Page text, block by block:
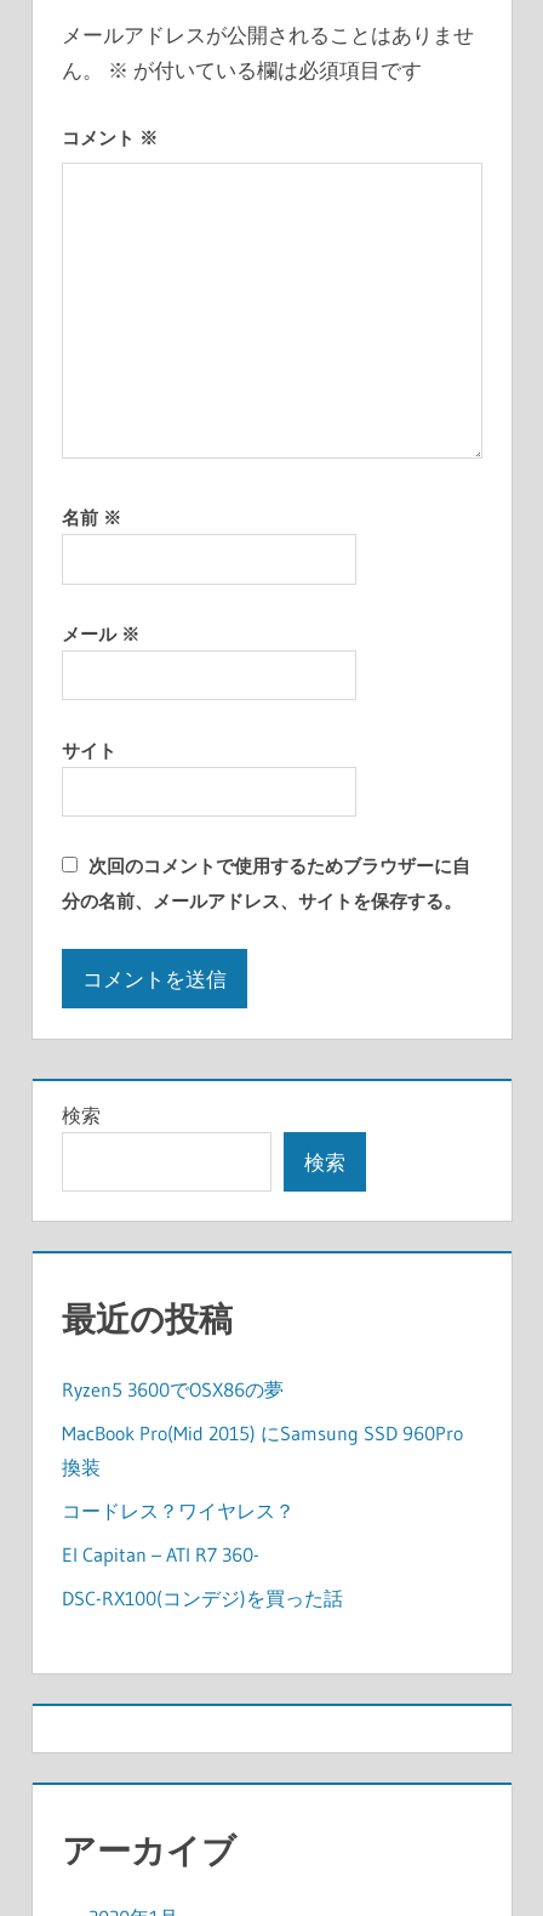
シ
ン
メールアドレスが公開されることはありませ
ん。
※ が付いている欄は必須項目です
コメント ※
名前 ※
メール ※
サイト
次回のコメントで使用するためブラウザーに自
分の名前、メールアドレス、サイトを保存する。
検索
検索
最近の投稿
Ryzen5 3600でOSX86の夢
MacBook Pro(Mid 2015) にSamsung SSD 960Pro
換装
コードレス？ワイヤレス？
El Capitan – ATI R7 360-
DSC-RX100(コンデジ)を買った話
アーカイブ